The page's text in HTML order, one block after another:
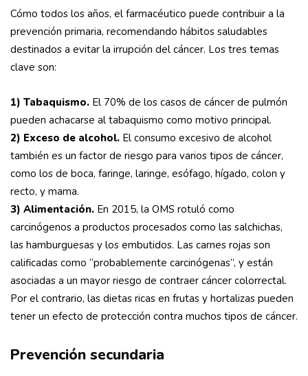
Cómo todos los años, el farmacéutico puede contribuir a la
prevención primaria, recomendando hábitos saludables
destinados a evitar la irrupción del cáncer. Los tres temas
clave son:
1) Tabaquismo. El 70% de los casos de cáncer de pulmón
pueden achacarse al tabaquismo como motivo principal.
2) Exceso de alcohol. El consumo excesivo de alcohol
también es un factor de riesgo para varios tipos de cáncer,
como los de boca, faringe, laringe, esófago, hígado, colon y
recto, y mama.
3) Alimentación. En 2015, la OMS rotuló como
carcinógenos a productos procesados como las salchichas,
las hamburguesas y los embutidos. Las carnes rojas son
calificadas como “probablemente carcinógenas”, y están
asociadas a un mayor riesgo de contraer cáncer colorrectal.
Por el contrario, las dietas ricas en frutas y hortalizas pueden
tener un efecto de protección contra muchos tipos de cáncer.
Prevención secundaria